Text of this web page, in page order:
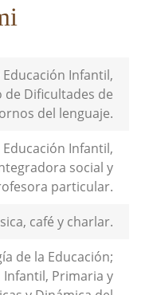
Infantil,
Dificultades de
del lenguaje.
Infantil,
social y
particular.
café y charlar.
de la Educación;
Primaria y